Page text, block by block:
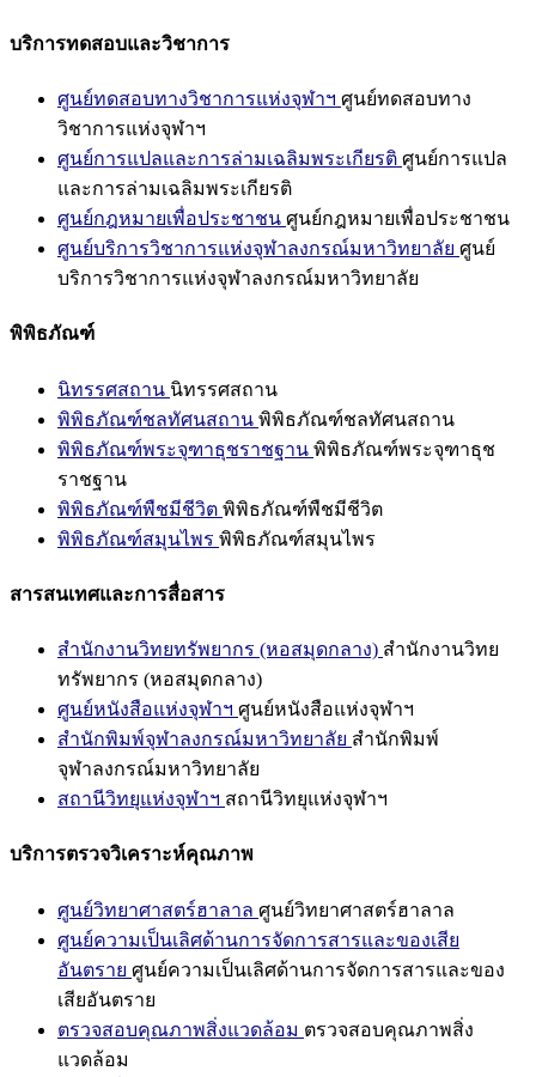
บริการทดสอบและวิชาการ
ศูนย์ทดสอบทางวิชาการแห่งจุฬาฯ ศูนย์ทดสอบทาง
วิชาการแห่งจุฬาฯ
ศูนย์การแปลและการล่ามเฉลิมพระเกียรติ ศูนย์การแปล
และการล่ามเฉลิมพระเกียรติ
ศูนย์กฎหมายเพื่อประชาชน ศูนย์กฎหมายเพื่อประชาชน
ศูนย์บริการวิชาการแห่งจุฬาลงกรณ์มหาวิทยาลัย ศูนย์
บริการวิชาการแห่งจุฬาลงกรณ์มหาวิทยาลัย
พิพิธภัณฑ์
นิทรรศสถาน นิทรรศสถาน
พิพิธภัณฑ์ชลทัศนสถาน พิพิธภัณฑ์ชลทัศนสถาน
พิพิธภัณฑ์พระจุฑาธุชราชฐาน พิพิธภัณฑ์พระจุฑาธุช
ราชฐาน
พิพิธภัณฑ์พืชมีชีวิต พิพิธภัณฑ์พืชมีชีวิต
พิพิธภัณฑ์สมุนไพร พิพิธภัณฑ์สมุนไพร
สารสนเทศและการสื่อสาร
สำนักงานวิทยทรัพยากร (หอสมุดกลาง) สำนักงานวิทย
ทรัพยากร (หอสมุดกลาง)
ศูนย์หนังสือแห่งจุฬาฯ ศูนย์หนังสือแห่งจุฬาฯ
สำนักพิมพ์จุฬาลงกรณ์มหาวิทยาลัย สำนักพิมพ์
จุฬาลงกรณ์มหาวิทยาลัย
สถานีวิทยุแห่งจุฬาฯ สถานีวิทยุแห่งจุฬาฯ
บริการตรวจวิเคราะห์คุณภาพ
ศูนย์วิทยาศาสตร์ฮาลาล ศูนย์วิทยาศาสตร์ฮาลาล
ศูนย์ความเป็นเลิศด้านการจัดการสารและของเสีย
อันตราย ศูนย์ความเป็นเลิศด้านการจัดการสารและของ
เสียอันตราย
ตรวจสอบคุณภาพสิ่งแวดล้อม ตรวจสอบคุณภาพสิ่ง
แวดล้อม